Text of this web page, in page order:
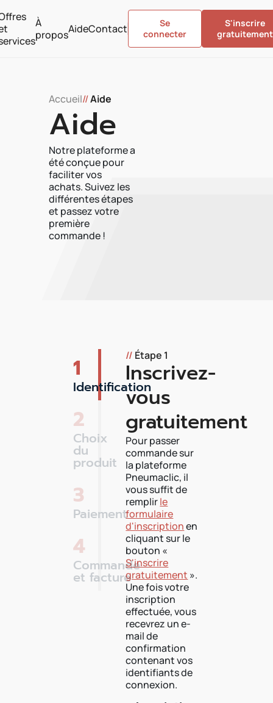
À
proposAideContact
Se
connecter
S'inscrire
gratuitement
Accueil//Aide
Aide
Notre plateforme a
été conçue pour
faciliter vos
achats. Suivez les
différentes étapes
et passez votre
première
commande !
1
Identification
2
Choix
du
produit
3
Paiement
4
Commande
et facture
// Étape 1
Inscrivez-
vous
gratuitement
Pour passer
commande sur
la plateforme
Pneumaclic, il
vous suffit de
remplirle
formulaire
d'inscriptionen
cliquant sur le
bouton «
S'inscrire
gratuitement ».
Une fois votre
inscription
effectuée, vous
recevrez un e-
mail de
confirmation
contenant vos
identifiants de
connexion.